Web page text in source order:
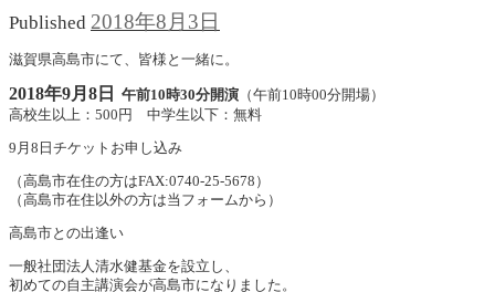
Published 2018年8月3日
滋賀県高島市にて、皆様と一緒に。
2018年9月8日 午前10時30分開演 （午前10時00分開場）
高校生以上：500円 中学生以下：無料
9月8日チケットお申し込み
（高島市在住の方はFAX:0740-25-5678）
（高島市在住以外の方は当フォームから）
高島市との出逢い
一般社団法人清水健基金を設立し、
初めての自主講演会が高島市になりました。